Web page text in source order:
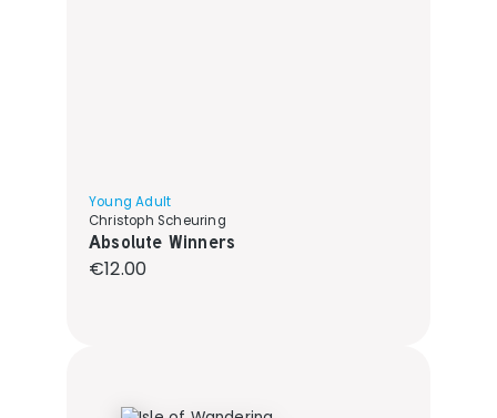
Young Adult
Christoph Scheuring
Absolute Winners
Regular price:
€12.00